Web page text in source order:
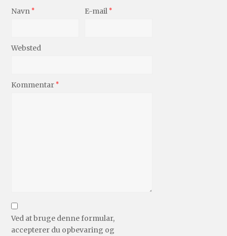
Navn * E-mail *
Websted
Kommentar *
Ved at bruge denne formular,
accepterer du opbevaring og